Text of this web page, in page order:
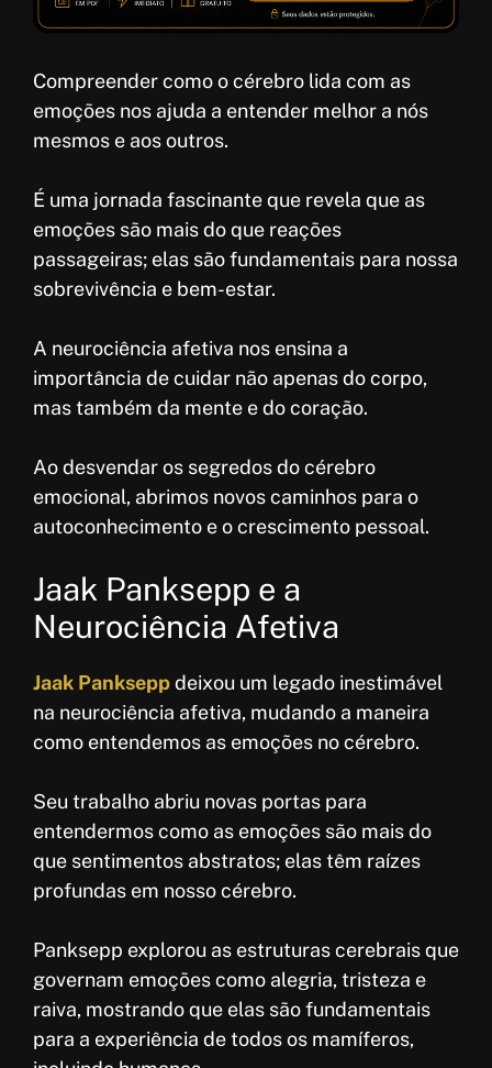
Compreender como o cérebro lida com as
emoções nos ajuda a entender melhor a nós
mesmos e aos outros.
É uma jornada fascinante que revela que as
emoções são mais do que reações
passageiras; elas são fundamentais para nossa
sobrevivência e bem-estar.
A neurociência afetiva nos ensina a
importância de cuidar não apenas do corpo,
mas também da mente e do coração.
Ao desvendar os segredos do cérebro
emocional, abrimos novos caminhos para o
autoconhecimento e o crescimento pessoal.
Jaak Panksepp e a
Neurociência Afetiva
Jaak Pankseppdeixou um legado inestimável
na neurociência afetiva, mudando a maneira
como entendemos as emoções no cérebro.
Seu trabalho abriu novas portas para
entendermos como as emoções são mais do
que sentimentos abstratos; elas têm raízes
profundas em nosso cérebro.
Panksepp explorou as estruturas cerebrais que
governam emoções como alegria, tristeza e
raiva, mostrando que elas são fundamentais
para a experiência de todos os mamíferos,